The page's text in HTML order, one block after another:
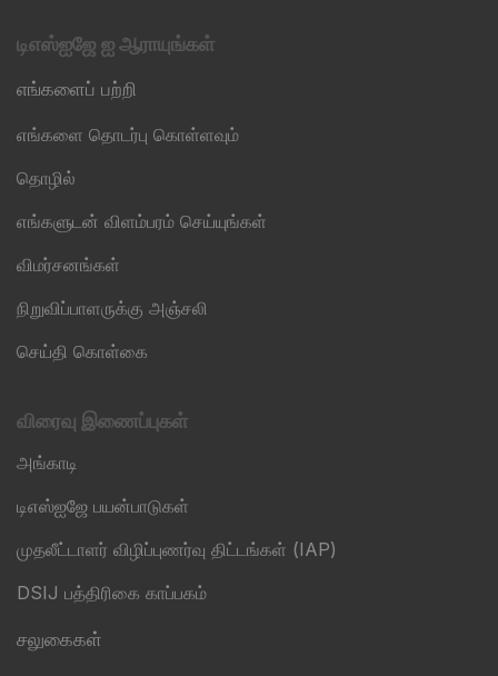
டிஎஸ்ஐஜே ஐ ஆராயுங்கள்
எங்களைப் பற்றி
எங்களை தொடர்பு கொள்ளவும்
தொழில்
எங்களுடன் விளம்பரம் செய்யுங்கள்
விமர்சனங்கள்
நிறுவிப்பாளருக்கு அஞ்சலி
செய்தி கொள்கை
விரைவு இணைப்புகள்
அங்காடி
டிஎஸ்ஐஜே பயன்பாடுகள்
முதலீட்டாளர் விழிப்புணர்வு திட்டங்கள் (IAP)
DSIJ பத்திரிகை காப்பகம்
சலுகைகள்